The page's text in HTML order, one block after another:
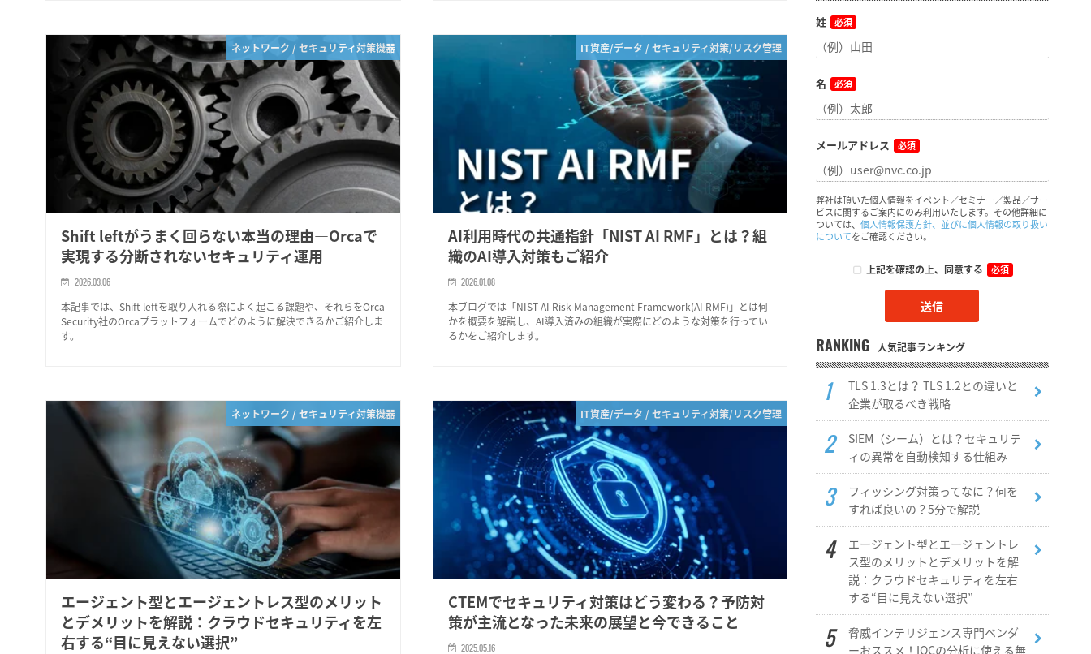
ネットワーク / セキュリティ対策機器
Shift leftがうまく回らない本当の理由―Orcaで
実現する分断されないセキュリティ運用
2026.03.06
本記事では、Shift leftを取り入れる際によく起こる課題や、それらをOrca
Security社のOrcaプラットフォームでどのように解決できるかご紹介しま
す。
IT資産/データ / セキュリティ対策/リスク管理
AI利用時代の共通指針「NIST AI RMF」とは？組
織のAI導入対策もご紹介
2026.01.08
本ブログでは「NIST AI Risk Management Framework(AI RMF)」とは何
かを概要を解説し、AI導入済みの組織が実際にどのような対策を行ってい
るかをご紹介します。
ネットワーク / セキュリティ対策機器
エージェント型とエージェントレス型のメリット
とデメリットを解説：クラウドセキュリティを左
右する“目に見えない選択”
IT資産/データ / セキュリティ対策/リスク管理
CTEMでセキュリティ対策はどう変わる？予防対
策が主流となった未来の展望と今できること
2025.05.16
姓 必須
名 必須
メールアドレス 必須
弊社は頂いた個人情報をイベント／セミナー／製品／サー
ビスに関するご案内にのみ利用いたします。その他詳細に
ついては、 個人情報保護方針、並びに個人情報の取り扱い
についてをご確認ください。
上記を確認の上、同意する 必須
RANKING 人気記事ランキング
TLS 1.3とは？ TLS 1.2との違いと
企業が取るべき戦略
SIEM（シーム）とは？セキュリテ
ィの異常を自動検知する仕組み
フィッシング対策ってなに？何を
すれば良いの？5分で解説
エージェント型とエージェントレ
ス型のメリットとデメリットを解
説：クラウドセキュリティを左右
する“目に見えない選択”
脅威インテリジェンス専門ベンダ
ーおススメ！IOCの分析に使える無